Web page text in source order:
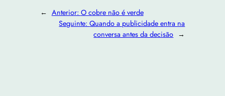
← Anterior: O cobre não é verde
Seguinte:Quando a publicidade entra na
conversa antes da decisão →